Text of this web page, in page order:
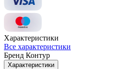
Характеристики
Все характеристики
Бренд Контур
Характеристики